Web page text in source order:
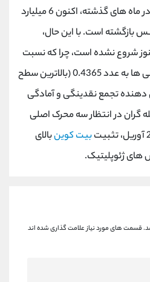
تتر و سایر استیبل کوین ها در ماه های گذشته، اکنون 6 میلیارد
بازگشته است. با این حال،
شروع نشده است، چرا که نسبت
عرضه استیبل کوین در صرافی ها به عدد 0.4365 (بالاترین سطح
دهنده تجمع نقدینگی و آمادگی
گران در انتظار سه محرک اصلی
بیت کوینبالای
قسمت های مورد نیاز علامت گذاری شده اند
90001030
@alireza.mehrabii
@alirezamehrabi_com